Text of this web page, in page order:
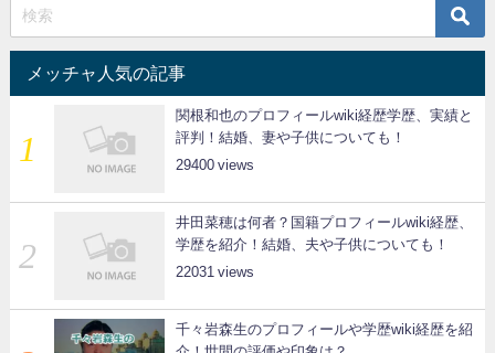
メッチャ人気の記事
関根和也のプロフィールwiki経歴学歴、実績と
評判！結婚、妻や子供についても！
29400
井田菜穂は何者？国籍プロフィールwiki経歴、
学歴を紹介！結婚、夫や子供についても！
22031
千々岩森生のプロフィールや学歴wiki経歴を紹